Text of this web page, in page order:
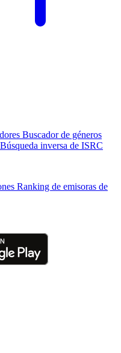
Buscador de géneros
Búsqueda inversa de ISRC
Ranking de emisoras de